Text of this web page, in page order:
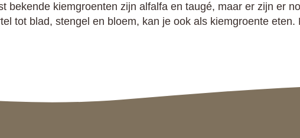
bekende kiemgroenten zijn alfalfa en taugé, maar er zijn er
tot blad, stengel en bloem, kan je ook als kiemgroente